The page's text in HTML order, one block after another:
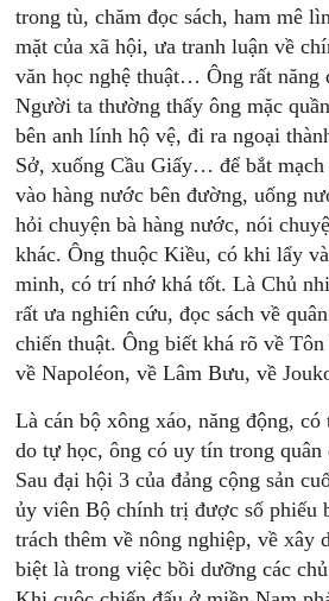
trong tù, chăm đọc sách, ham mê
mặt của xã hội, ưa tranh luận về
văn học nghệ thuật… Ông rất năng
Người ta thường thấy ông mặc
bên anh lính hộ vệ, đi ra ngoại
Sở, xuống Cầu Giấy… để bắt mạch
vào hàng nước bên đường, uống
hỏi chuyện bà hàng nước, nói
khác. Ông thuộc Kiều, có khi lẩy
minh, có trí nhớ khá tốt. Là Chủ
rất ưa nghiên cứu, đọc sách về
chiến thuật. Ông biết khá rõ về
về Napoléon, về Lâm Bưu, về
Là cán bộ xông xáo, năng động,
do tự học, ông có uy tín trong
Sau đại hội 3 của đảng cộng sản
ủy viên Bộ chính trị được số phiếu
trách thêm về nông nghiệp, về xây
biệt là trong việc bồi dưỡng các